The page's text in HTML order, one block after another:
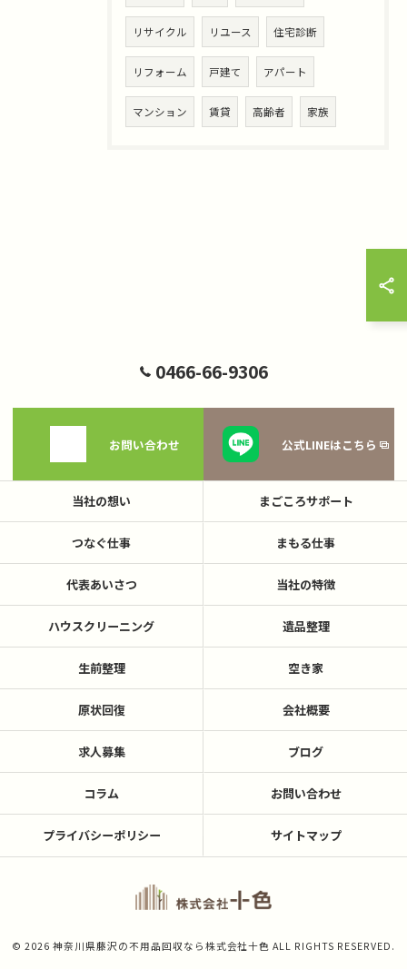
リサイクル リユース 住宅診断
リフォーム 戸建て アパート
マンション 賃貸 高齢者 家族
0466-66-9306
お問い合わせ 公式LINEはこちら
当社の想い まごころサポート
つなぐ仕事 まもる仕事
代表あいさつ 当社の特徴
ハウスクリーニング 遺品整理
生前整理 空き家
原状回復 会社概要
求人募集 ブログ
コラム お問い合わせ
プライバシーポリシー サイトマップ
© 2026 神奈川県藤沢の不用品回収なら株式会社十色 ALL RIGHTS RESERVED.